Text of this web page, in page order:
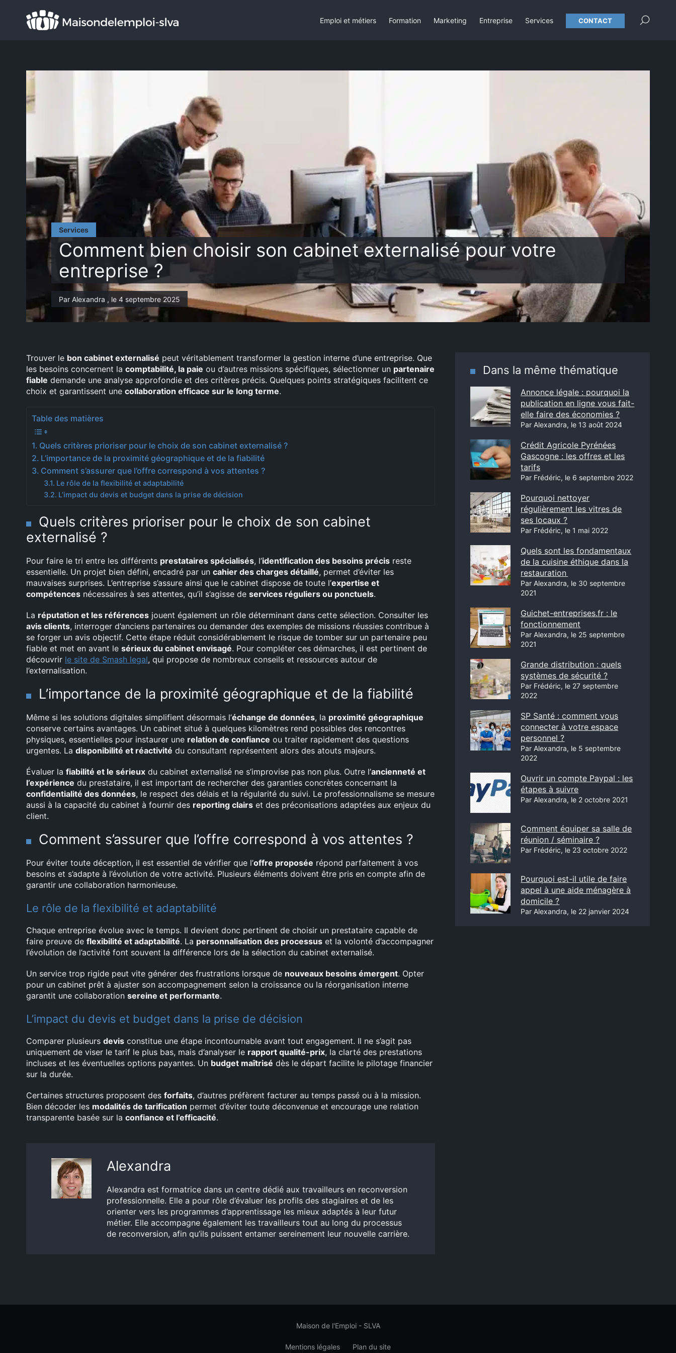
Services
Comment bien choisir son cabinet externalisé pour votre
entreprise ?
Par Alexandra , le 4 septembre 2025
Trouver le bon cabinet externalisé peut véritablement transformer la gestion interne d’une entreprise. Que
les besoins concernent la comptabilité, la paie ou d’autres missions spécifiques, sélectionner un partenaire
fiable demande une analyse approfondie et des critères précis. Quelques points stratégiques facilitent ce
choix et garantissent une collaboration efficace sur le long terme.
Table des matières
Quels critères prioriser pour le choix de son cabinet externalisé ?
L’importance de la proximité géographique et de la fiabilité
Comment s’assurer que l’offre correspond à vos attentes ?
Le rôle de la flexibilité et adaptabilité
L’impact du devis et budget dans la prise de décision
Quels critères prioriser pour le choix de son cabinet
externalisé ?
Pour faire le tri entre les différents prestataires spécialisés, l’identification des besoins précis reste
essentielle. Un projet bien défini, encadré par un cahier des charges détaillé, permet d’éviter les
mauvaises surprises. L’entreprise s’assure ainsi que le cabinet dispose de toute l’expertise et
compétences nécessaires à ses attentes, qu’il s’agisse de services réguliers ou ponctuels.
La réputation et les références jouent également un rôle déterminant dans cette sélection. Consulter les
avis clients, interroger d’anciens partenaires ou demander des exemples de missions réussies contribue à
se forger un avis objectif. Cette étape réduit considérablement le risque de tomber sur un partenaire peu
fiable et met en avant le sérieux du cabinet envisagé. Pour compléter ces démarches, il est pertinent de
découvrir le site de Smash legal, qui propose de nombreux conseils et ressources autour de
l’externalisation.
L’importance de la proximité géographique et de la fiabilité
Même si les solutions digitales simplifient désormais l’échange de données, la proximité géographique
conserve certains avantages. Un cabinet situé à quelques kilomètres rend possibles des rencontres
physiques, essentielles pour instaurer une relation de confiance ou traiter rapidement des questions
urgentes. La disponibilité et réactivité du consultant représentent alors des atouts majeurs.
Évaluer la fiabilité et le sérieux du cabinet externalisé ne s’improvise pas non plus. Outre l’ancienneté et
l’expérience du prestataire, il est important de rechercher des garanties concrètes concernant la
confidentialité des données, le respect des délais et la régularité du suivi. Le professionnalisme se mesure
aussi à la capacité du cabinet à fournir des reporting clairs et des préconisations adaptées aux enjeux du
client.
Comment s’assurer que l’offre correspond à vos attentes ?
Pour éviter toute déception, il est essentiel de vérifier que l’offre proposée répond parfaitement à vos
besoins et s’adapte à l’évolution de votre activité. Plusieurs éléments doivent être pris en compte afin de
garantir une collaboration harmonieuse.
Le rôle de la flexibilité et adaptabilité
Chaque entreprise évolue avec le temps. Il devient donc pertinent de choisir un prestataire capable de
faire preuve de flexibilité et adaptabilité. La personnalisation des processus et la volonté d’accompagner
l’évolution de l’activité font souvent la différence lors de la sélection du cabinet externalisé.
Un service trop rigide peut vite générer des frustrations lorsque de nouveaux besoins émergent. Opter
pour un cabinet prêt à ajuster son accompagnement selon la croissance ou la réorganisation interne
garantit une collaboration sereine et performante.
L’impact du devis et budget dans la prise de décision
Comparer plusieurs devis constitue une étape incontournable avant tout engagement. Il ne s’agit pas
uniquement de viser le tarif le plus bas, mais d’analyser le rapport qualité-prix, la clarté des prestations
incluses et les éventuelles options payantes. Un budget maîtrisé dès le départ facilite le pilotage financier
sur la durée.
Certaines structures proposent des forfaits, d’autres préfèrent facturer au temps passé ou à la mission.
Bien décoder les modalités de tarification permet d’éviter toute déconvenue et encourage une relation
transparente basée sur la confiance et l’efficacité.
Alexandra
Alexandra est formatrice dans un centre dédié aux travailleurs en reconversion
professionnelle. Elle a pour rôle d’évaluer les profils des stagiaires et de les
orienter vers les programmes d’apprentissage les mieux adaptés à leur futur
métier. Elle accompagne également les travailleurs tout au long du processus
de reconversion, afin qu’ils puissent entamer sereinement leur nouvelle carrière.
Dans la même thématique
Annonce légale : pourquoi la
publication en ligne vous fait-
elle faire des économies ?
Par Alexandra, le 13 août 2024
Crédit Agricole Pyrénées
Gascogne : les offres et les
tarifs
Par Frédéric, le 6 septembre 2022
Pourquoi nettoyer
régulièrement les vitres de
ses locaux ?
Par Frédéric, le 1 mai 2022
Quels sont les fondamentaux
de la cuisine éthique dans la
restauration
Par Alexandra, le 30 septembre
2021
Guichet-entreprises.fr : le
fonctionnement
Par Alexandra, le 25 septembre
2021
Grande distribution : quels
systèmes de sécurité ?
Par Frédéric, le 27 septembre
2022
SP Santé : comment vous
connecter à votre espace
personnel ?
Par Alexandra, le 5 septembre
2022
Ouvrir un compte Paypal : les
étapes à suivre
Par Alexandra, le 2 octobre 2021
Comment équiper sa salle de
réunion / séminaire ?
Par Frédéric, le 23 octobre 2022
Pourquoi est-il utile de faire
appel à une aide ménagère à
domicile ?
Par Alexandra, le 22 janvier 2024
Emploi et métiers Formation Marketing Entreprise Services CONTACT
Maison de l'Emploi - SLVA
Mentions légales Plan du site